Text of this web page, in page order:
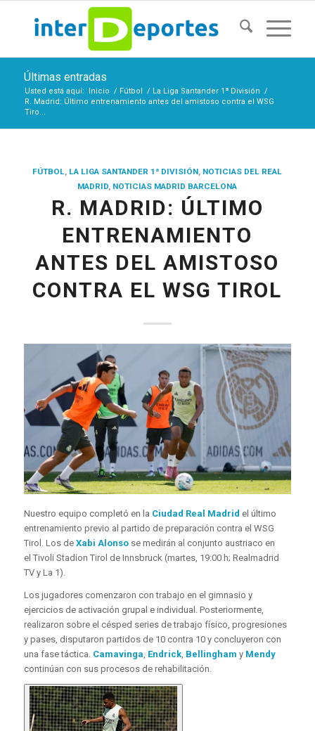
Últimas entradas
Usted está aquí: Inicio / Fútbol / La Liga Santander 1ª División /
R. Madrid: Último entrenamiento antes del amistoso contra el WSG
Tiro...
FÚTBOL, LA LIGA SANTANDER 1ª DIVISIÓN, NOTICIAS DEL REAL
MADRID, NOTICIAS MADRID BARCELONA
R. MADRID: ÚLTIMO
ENTRENAMIENTO
ANTES DEL AMISTOSO
CONTRA EL WSG TIROL
Nuestro equipo completó en la Ciudad Real Madrid el último
entrenamiento previo al partido de preparación contra el WSG
Tirol. Los de Xabi Alonsose medirán al conjunto austriaco en
el Tivoli Stadion Tirol de Innsbruck (martes, 19:00 h; Realmadrid
TV y La 1).
Los jugadores comenzaron con trabajo en el gimnasio y
ejercicios de activación grupal e individual. Posteriormente,
realizaron sobre el césped series de trabajo físico, progresiones
y pases, disputaron partidos de 10 contra 10 y concluyeron con
una fase táctica. Camavinga, Endrick, Bellingham y Mendy
continúan con sus procesos de rehabilitación.